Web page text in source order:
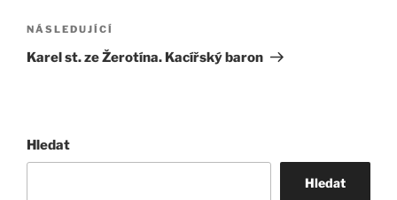
Následující
příspěvek
NÁSLEDUJÍCÍ
Karel st. ze Žerotína. Kacířský baron
Hledat
Hledat